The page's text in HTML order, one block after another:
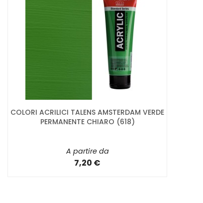
COLORI ACRILICI TALENS AMSTERDAM VERDE
PERMANENTE CHIARO (618)
A partire da
7,20 €